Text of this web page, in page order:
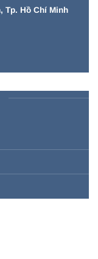
Tp. Hồ Chí Minh